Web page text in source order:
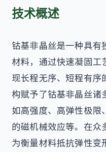
技术概述
钴基非晶丝是一种具有
材料，通过快速凝固工
现长程无序、短程有序
构赋予了钴基非晶丝诸
如高强度、高弹性极限
的磁机械效应等。在众
为衡量材料抵抗弹性变